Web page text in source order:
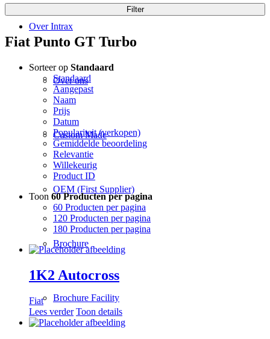
Over Intrax
Over ons
Custom Made
OEM (First Supplier)
Brochure
Brochure Facility
Filter
Fiat Punto GT Turbo
Sorteer op Standaard
Standaard
Aangepast
Naam
Prijs
Datum
Populariteit (verkopen)
Gemiddelde beoordeling
Relevantie
Willekeurig
Product ID
Toon 60 Producten per pagina
60 Producten per pagina
120 Producten per pagina
180 Producten per pagina
1K2 Autocross
Fiat
Lees verder Toon details